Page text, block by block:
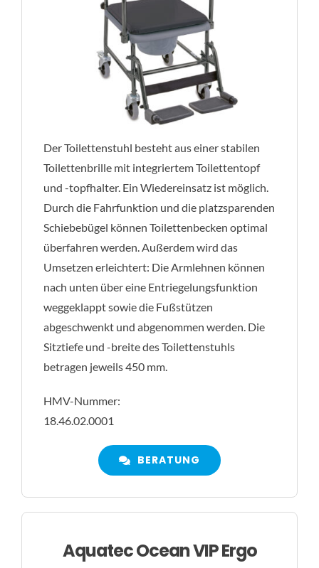
Der Toilettenstuhl besteht aus einer stabilen
Toilettenbrille mit integriertem Toilettentopf
und -topfhalter. Ein Wiedereinsatz ist möglich.
Durch die Fahrfunktion und die platzsparenden
Schiebebügel können Toilettenbecken optimal
überfahren werden. Außerdem wird das
Umsetzen erleichtert: Die Armlehnen können
nach unten über eine Entriegelungsfunktion
weggeklappt sowie die Fußstützen
abgeschwenkt und abgenommen werden. Die
Sitztiefe und -breite des Toilettenstuhls
betragen jeweils 450 mm.
HMV-Nummer:
18.46.02.0001
BERATUNG
Aquatec Ocean VIP Ergo